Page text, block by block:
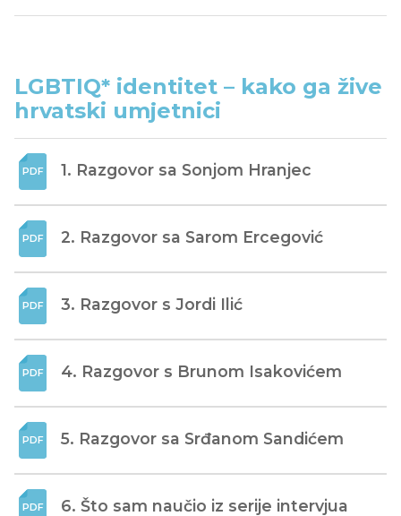
LGBTIQ* identitet – kako ga žive
hrvatski umjetnici
1. Razgovor sa Sonjom Hranjec
2. Razgovor sa Sarom Ercegović
3. Razgovor s Jordi Ilić
4. Razgovor s Brunom Isakovićem
5. Razgovor sa Srđanom Sandićem
6. Što sam naučio iz serije intervjua